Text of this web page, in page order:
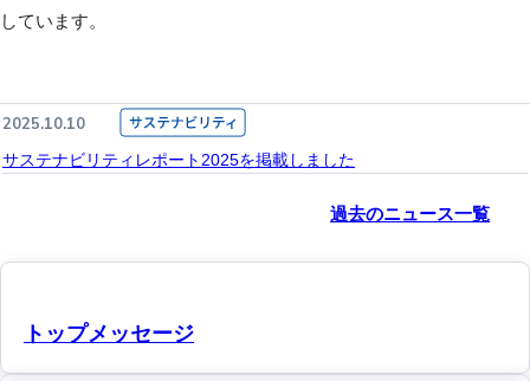
しています。
2025.10.10
サステナビリティレポート2025を掲載しました
過去のニュース一覧
トップメッセージ